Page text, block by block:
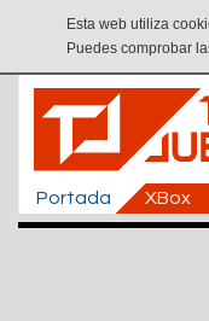
Esta web utiliza
Puedes comprobar
Portada XBox